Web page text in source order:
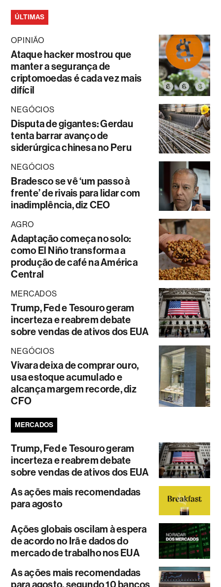
ÚLTIMAS
OPINIÃO
Ataque hacker mostrou que
manter a segurança de
criptomoedas é cada vez mais
difícil
NEGÓCIOS
Disputa de gigantes: Gerdau
tenta barrar avanço de
siderúrgica chinesa no Peru
NEGÓCIOS
Bradesco se vê ‘um passo à
frente’ de rivais para lidar com
inadimplência, diz CEO
AGRO
Adaptação começa no solo:
como El Niño transforma a
produção de café na América
Central
MERCADOS
Trump, Fed e Tesouro geram
incerteza e reabrem debate
sobre vendas de ativos dos EUA
NEGÓCIOS
Vivara deixa de comprar ouro,
usa estoque acumulado e
alcança margem recorde, diz
CFO
MERCADOS
Trump, Fed e Tesouro geram
incerteza e reabrem debate
sobre vendas de ativos dos EUA
As ações mais recomendadas
para agosto
Ações globais oscilam à espera
de acordo no Irã e dados do
mercado de trabalho nos EUA
As ações mais recomendadas
para agosto, segundo 10 bancos